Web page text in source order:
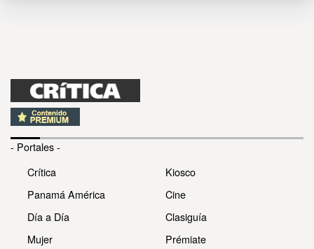
- Portales -
Crítica
Panamá América
Día a Día
Mujer
Kiosco
Cine
Clasiguía
Prémiate